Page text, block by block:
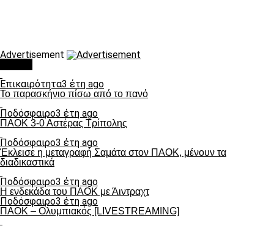
Advertisement
Επικαιρότητα3 έτη ago
Το παρασκήνιο πίσω από το πανό
Ποδόσφαιρο3 έτη ago
ΠΑΟΚ 3-0 Αστέρας Τρίπολης
Ποδόσφαιρο3 έτη ago
Έκλεισε η μεταγραφή Σαμάτα στον ΠΑΟΚ, μένουν τα
διαδικαστικά
Ποδόσφαιρο3 έτη ago
Η ενδεκάδα του ΠΑΟΚ με Άιντραχτ
Ποδόσφαιρο3 έτη ago
ΠΑΟΚ – Ολυμπιακός [LIVESTREAMING]